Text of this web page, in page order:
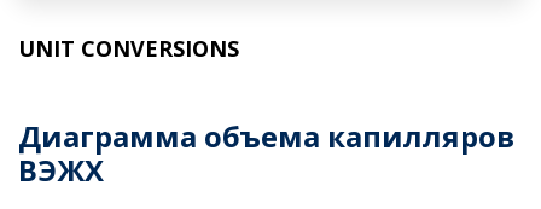
UNIT CONVERSIONS
Диаграмма объема капилляров
ВЭЖХ